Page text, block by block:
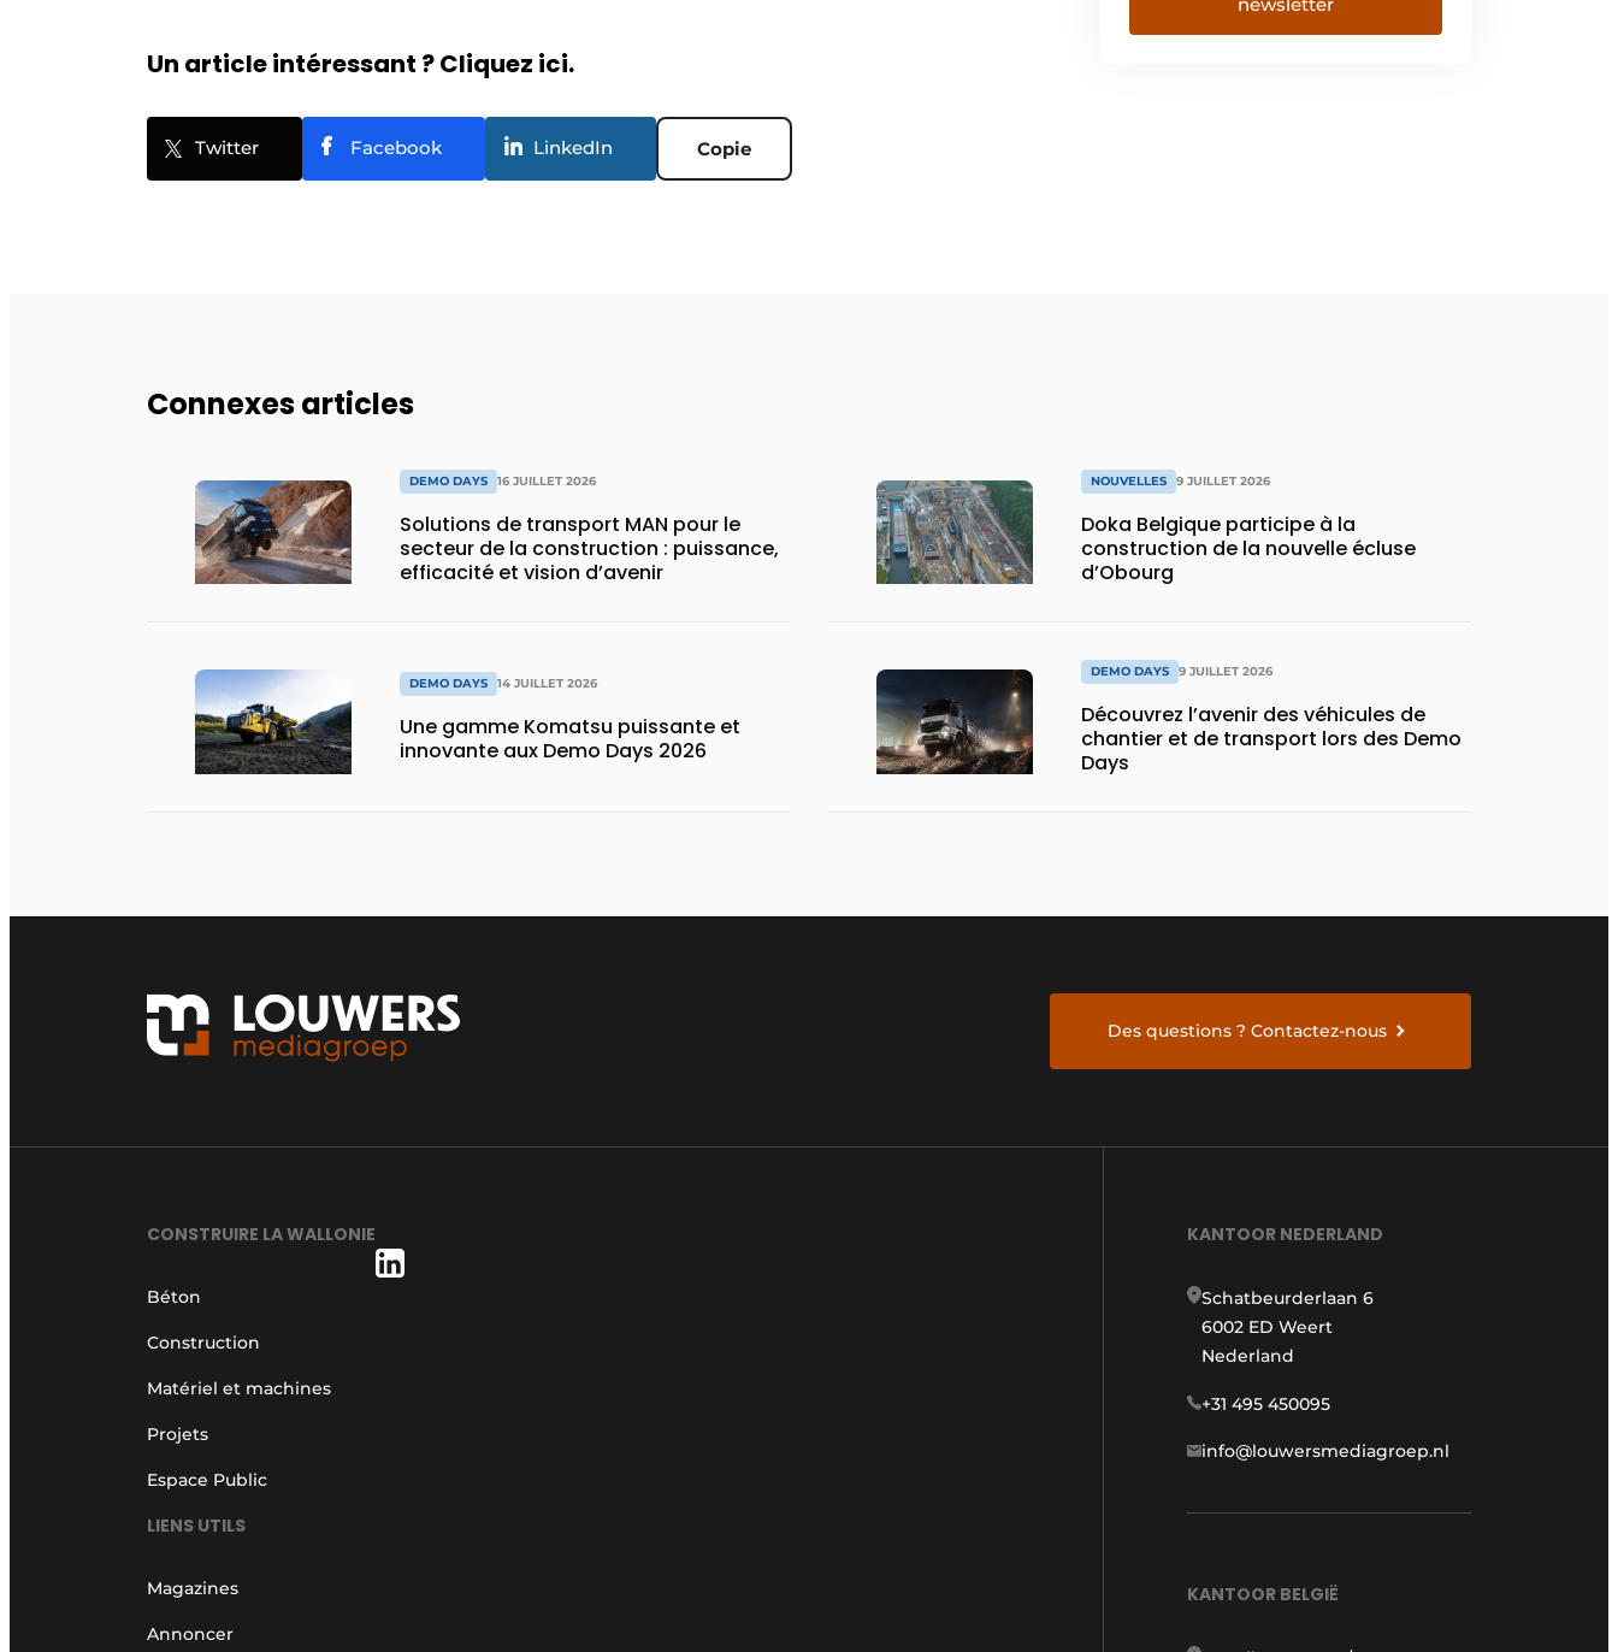
Un article intéressant ? Cliquez ici.
Twitter Facebook LinkedIn Copie
Connexes articles
DEMO DAYS 16 JUILLET 2026
Solutions de transport MAN pour le
secteur de la construction : puissance,
efficacité et vision d’avenir
DEMO DAYS 14 JUILLET 2026
Une gamme Komatsu puissante et
innovante aux Demo Days 2026
NOUVELLES 9 JUILLET 2026
Doka Belgique participe à la
construction de la nouvelle écluse
d’Obourg
DEMO DAYS 9 JUILLET 2026
Découvrez l’avenir des véhicules de
chantier et de transport lors des Demo
Days
Des questions ? Contactez-nous
CONSTRUIRE LA WALLONIE
Béton
Construction
Matériel et machines
Projets
Espace Public
LIENS UTILS
Magazines
Annoncer
KANTOOR NEDERLAND
Schatbeurderlaan 6
6002 ED Weert
Nederland
+31 495 450095
info@louwersmediagroep.nl
KANTOOR BELGIË